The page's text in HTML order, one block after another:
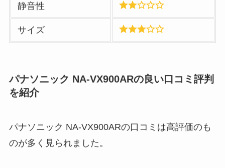
静音性
サイズ
パナソニック NA-VX900ARの良い口コミ評判
を紹介
パナソニック NA-VX900ARの口コミは高評価のも
のが多く見られました。